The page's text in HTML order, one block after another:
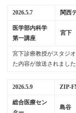
2026.5.7 関西
医学部内科学
第一講座
宮下
宮下診療教授がスタジ
た内容が放送されました
2026.5.9 ZIP-
総合医療セン
島谷